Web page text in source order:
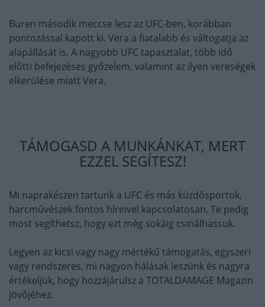
Buren második meccse lesz az UFC-ben, korábban
pontozással kapott ki. Vera a fiatalabb és váltogatja az
alapállását is. A nagyobb UFC tapasztalat, több idő
előtti befejezéses győzelem, valamint az ilyen vereségek
elkerülése miatt Vera.
TÁMOGASD A MUNKÁNKAT, MERT
EZZEL SEGÍTESZ!
Mi naprakészen tartunk a UFC és más küzdősportok,
harcművészek fontos híreivel kapcsolatosan, Te pedig
most segíthetsz, hogy ezt még sokáig csinálhassuk.
Legyen az kicsi vagy nagy mértékű támogatás, egyszeri
vagy rendszeres, mi nagyon hálásak leszünk és nagyra
értékeljük, hogy hozzájárulsz a TOTALDAMAGE Magazin
jövőjéhez.